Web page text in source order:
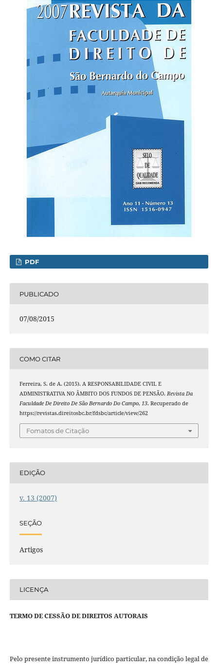
PDF
PUBLICADO
07/08/2015
COMO CITAR
Ferreira, S. de A. (2015). A RESPONSABILIDADE CIVIL E
ADMINISTRATIVA NO ÂMBITO DOS FUNDOS DE PENSÃO. Revista Da
Faculdade De Direito De São Bernardo Do Campo, 13. Recuperado de
https://revistas.direitosbc.br/fdsbc/article/view/262
Fomatos de Citação
EDIÇÃO
v. 13 (2007)
SEÇÃO
Artigos
LICENÇA
TERMO DE CESSÃO DE DIREITOS AUTORAIS
Pelo presente instrumento jurídico particular, na condição legal de